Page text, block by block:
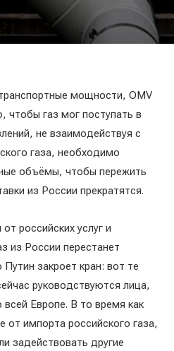
мощности, OMV
чтобы газ мог поступать в
не взаимодействуя с
газа, необходимо
объёмы, чтобы пережить
из России прекратятся.
российских услуг и
из России перестанет
закроет кран: вот те
руководствуются лица,
Европе. В то время как
от импорта российского газа,
задействовать другие